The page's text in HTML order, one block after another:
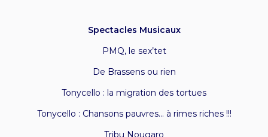
Spectacles Musicaux
PMQ, le sex’tet
De Brassens ou rien
Tonycello : la migration des tortues
Tonycello : Chansons pauvres… à rimes riches !!!
Tribu Nougaro